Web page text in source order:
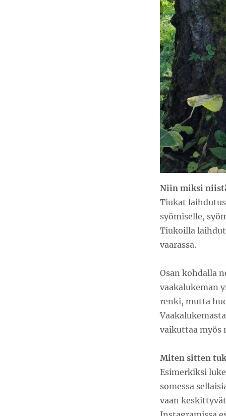
Niin miksi
Tiukat
syömiselle,
Tiukoilla
vaarassa.
Osan kohdalla
vaakalukeman
renki, mutta
vaikuttaa myös
Miten sitten
Esimerkiksi
somessa
vaan